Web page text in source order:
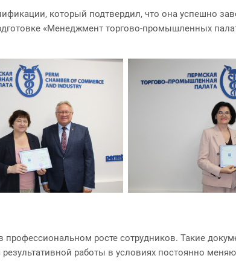
который подтвердил, что она успешно
«Менеджмент торгово-промышленных
росте сотрудников. Такие
работы в условиях постоянно